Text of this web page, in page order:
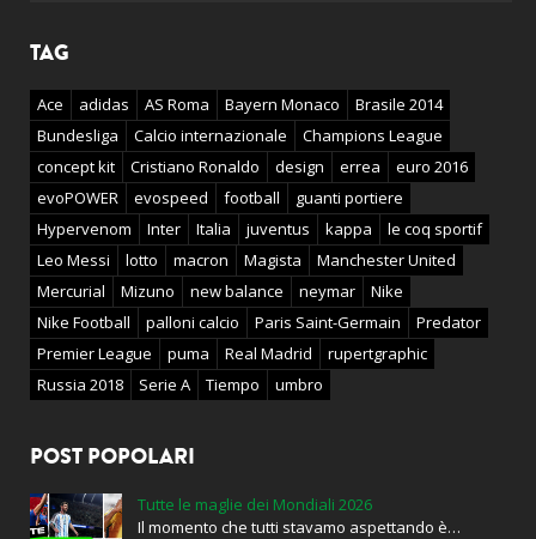
TAG
Ace adidas AS Roma Bayern Monaco
Brasile 2014
Bundesliga
Calcio internazionale
Champions League
concept kit
Cristiano Ronaldo design errea
euro 2016
evoPOWER
evospeed football
guanti portiere
Hypervenom
Inter Italia juventus kappa
le coq sportif
Leo Messi
lotto macron Magista
Manchester United
Mercurial
Mizuno new balance neymar
Nike
Nike Football
palloni calcio Paris Saint-Germain
Predator
Premier League
puma Real Madrid
rupertgraphic
Russia 2018
Serie A Tiempo umbro
POST POPOLARI
Tutte le maglie dei Mondiali 2026
Il momento che tutti stavamo aspettando è…